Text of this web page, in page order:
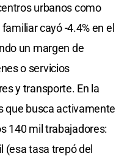
urbanos como
cayó -4.4% en el
un margen de
o servicios
y transporte. En la
que busca activamente
140 mil trabajadores:
(esa tasa trepó del